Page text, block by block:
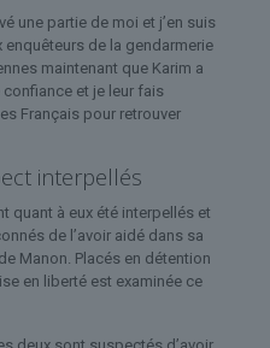
une partie de moi et j’en suis
de la gendarmerie
maintenant que Karim a
confiance et je leur fais
Français pour retrouver
interpellés
quant à eux été interpellés et
de l’avoir aidé dans sa
Manon. Placés en détention
en liberté est examinée ce